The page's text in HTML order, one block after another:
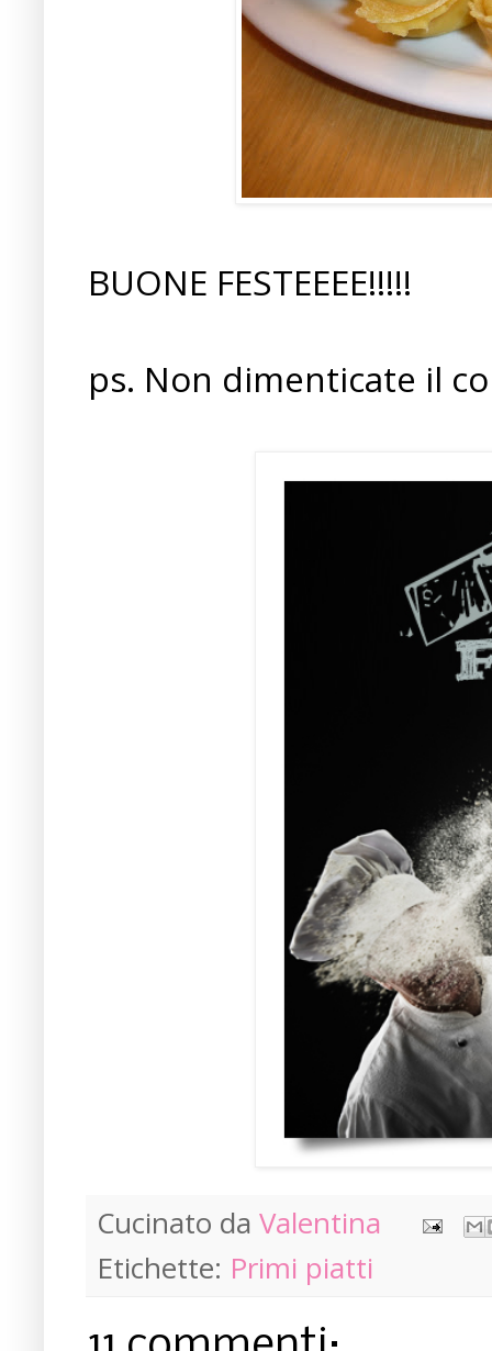
BUONE FESTEEEE!!!!!
ps. Non dimenticate il
Cucinato da Valentina
Etichette: Primi piatti